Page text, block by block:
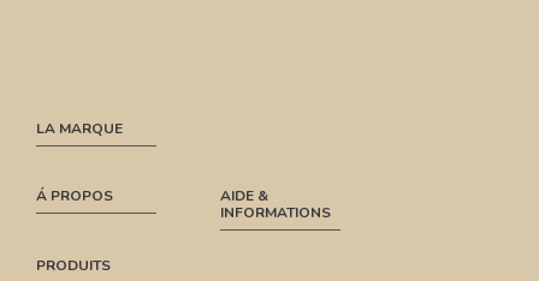
LA MARQUE
Á PROPOS
AIDE &
INFORMATIONS
PRODUITS